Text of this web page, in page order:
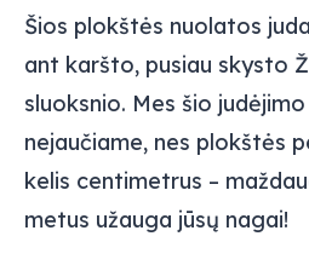
Šios plokštės nuolatos
ant karšto, pusiau skysto
sluoksnio. Mes šio
nejaučiame, nes plokštės
kelis centimetrus –
metus užauga jūsų nagai!